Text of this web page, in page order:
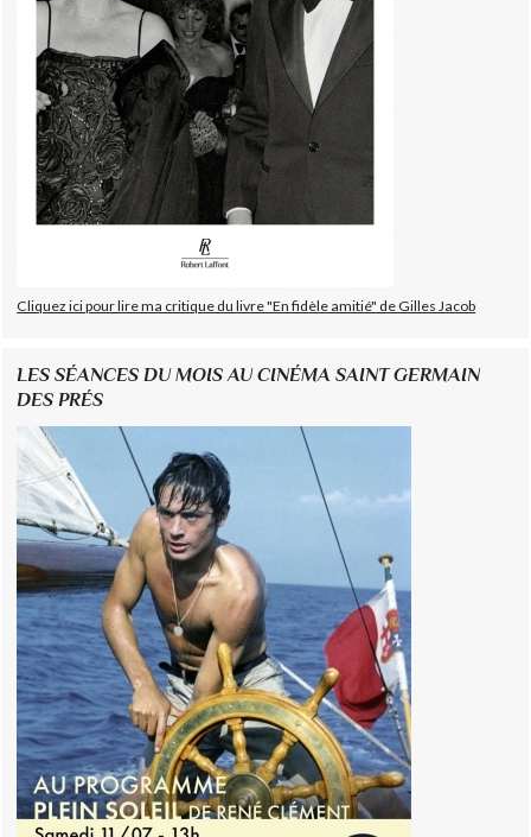
Cliquez ici pour lire ma critique du livre "En fidèle amitié" de Gilles Jacob
LES SÉANCES DU MOIS AU CINÉMA SAINT GERMAIN
DES PRÉS